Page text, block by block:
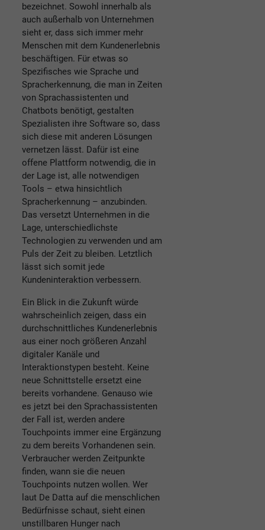
bezeichnet. Sowohl innerhalb als
auch außerhalb von Unternehmen
sieht er, dass sich immer mehr
Menschen mit dem Kundenerlebnis
beschäftigen. Für etwas so
Spezifisches wie Sprache und
Spracherkennung, die man in Zeiten
von Sprachassistenten und
Chatbots benötigt, gestalten
Spezialisten ihre Software so, dass
sich diese mit anderen Lösungen
vernetzen lässt. Dafür ist eine
offene Plattform notwendig, die in
der Lage ist, alle notwendigen
Tools – etwa hinsichtlich
Spracherkennung – anzubinden.
Das versetzt Unternehmen in die
Lage, unterschiedlichste
Technologien zu verwenden und am
Puls der Zeit zu bleiben. Letztlich
lässt sich somit jede
Kundeninteraktion verbessern.
Ein Blick in die Zukunft würde
wahrscheinlich zeigen, dass ein
durchschnittliches Kundenerlebnis
aus einer noch größeren Anzahl
digitaler Kanäle und
Interaktionstypen besteht. Keine
neue Schnittstelle ersetzt eine
bereits vorhandene. Genauso wie
es jetzt bei den Sprachassistenten
der Fall ist, werden andere
Touchpoints immer eine Ergänzung
zu dem bereits Vorhandenen sein.
Verbraucher werden Zeitpunkte
finden, wann sie die neuen
Touchpoints nutzen wollen. Wer
laut De Datta auf die menschlichen
Bedürfnisse schaut, sieht einen
unstillbaren Hunger nach